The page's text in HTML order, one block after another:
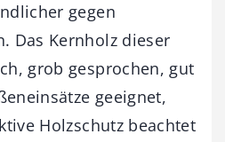
gegen
Das Kernholz dieser
grob gesprochen, gut
geeignet,
Holzschutz beachtet